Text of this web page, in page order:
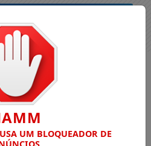
UM BLOQUEADOR DE